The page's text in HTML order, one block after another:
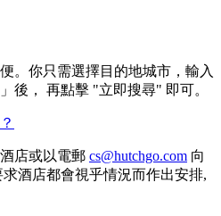
。你只需選擇目的地城市，輸入
後， 再點擊 "立即搜尋" 即可。
店或以電郵 cs@hutchgo.com 向
酒店都會視乎情況而作出安排,